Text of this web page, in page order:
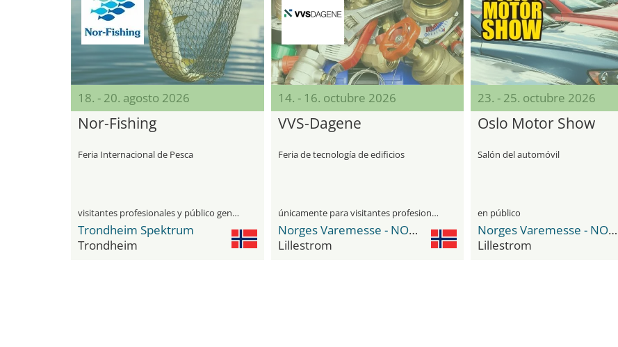
18. - 20. agosto 2026
Nor-Fishing
Feria Internacional de Pesca
visitantes profesionales y público general
Trondheim Spektrum
Trondheim
14. - 16. octubre 2026
VVS-Dagene
Feria de tecnología de edificios
únicamente para visitantes profesionales
Norges Varemesse - NOVA Spektrum
Lillestrom
23. - 25. octubre 2026
Oslo Motor Show
Salón del automóvil
en público
Norges Varemesse - NOVA Spektrum
Lillestrom